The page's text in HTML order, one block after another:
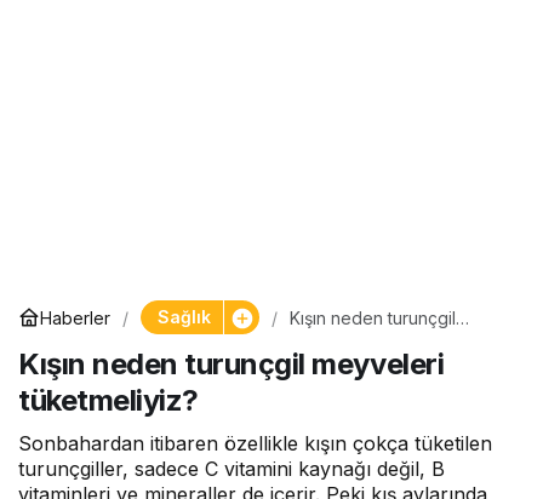
Haberler Sağlık
Kışın neden turunçgil
Kışın neden turunçgil meyveleri
tüketmeliyiz?
Sonbahardan itibaren özellikle kışın çokça tüketilen
turunçgiller, sadece C vitamini kaynağı değil, B
vitaminleri ve mineraller de içerir. Peki kış aylarında